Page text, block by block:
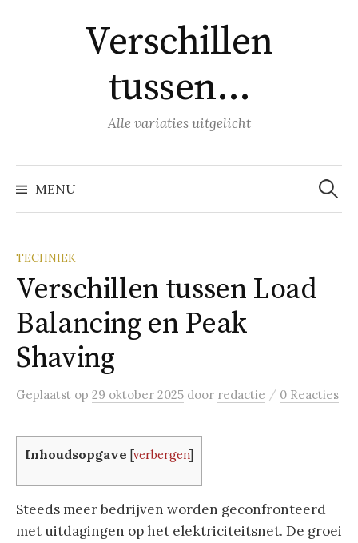
Verschillen
tussen…
Alle variaties uitgelicht
MENU
Zoeken
naar:
TECHNIEK
Verschillen tussen Load
Balancing en Peak
Shaving
Geplaatst op 29 oktober 2025 door redactie / 0 Reacties
Inhoudsopgave [verbergen]
Steeds meer bedrijven worden geconfronteerd
met uitdagingen op het elektriciteitsnet. De groei